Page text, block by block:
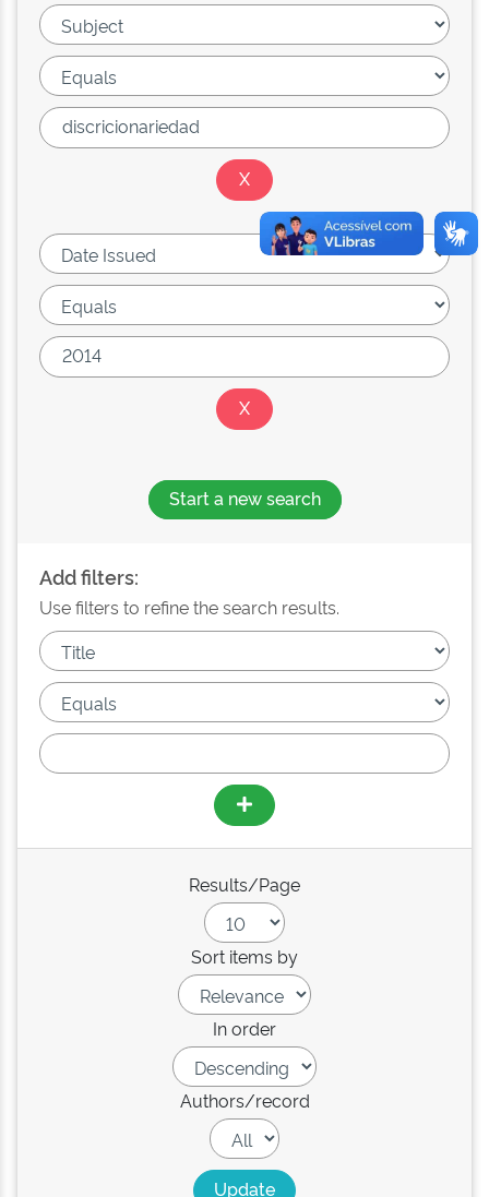
Start a new search
Add filters:
Use filters to refine the search results.
Results/Page
Sort items by
In order
Authors/record